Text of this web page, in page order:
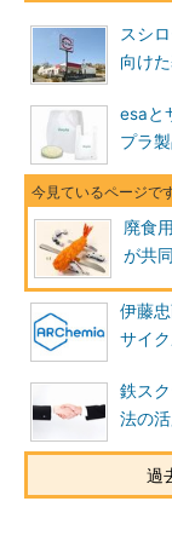
スシ
向け
esaと
プラ
廃食
が共
伊藤
サイ
鉄ス
法の
過